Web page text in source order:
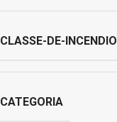
CLASSE-DE-INCENDIO
CATEGORIA